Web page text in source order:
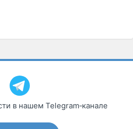
в нашем Telegram‑канале